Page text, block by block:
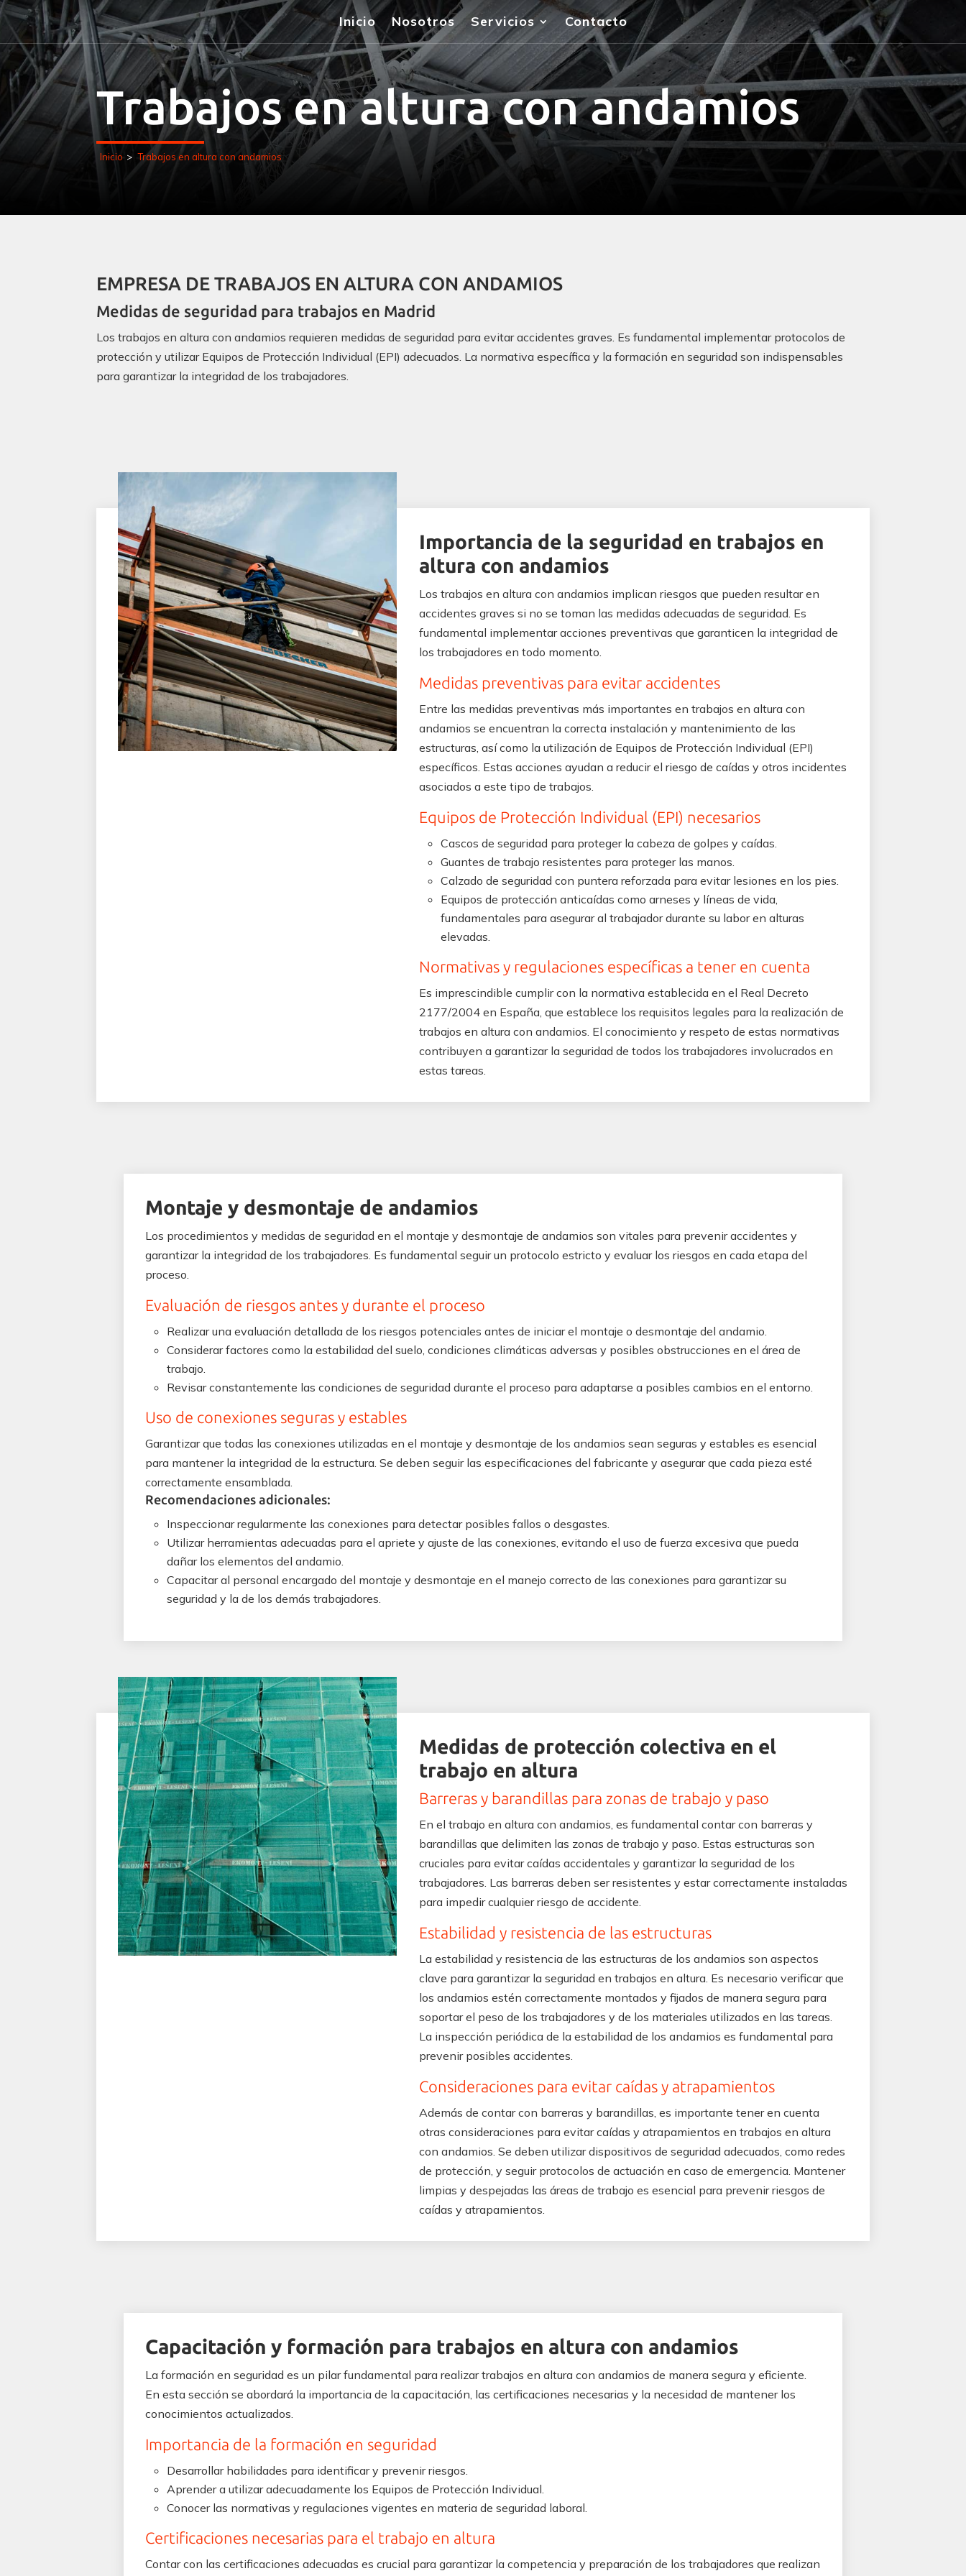
Inicio Nosotros Servicios Contacto
Trabajos en altura con andamios
Inicio > Trabajos en altura con andamios
EMPRESA DE TRABAJOS EN ALTURA CON ANDAMIOS
Medidas de seguridad para trabajos en Madrid
Los trabajos en altura con andamios requieren medidas de seguridad para evitar accidentes graves. Es fundamental implementar protocolos de
protección y utilizar Equipos de Protección Individual (EPI) adecuados. La normativa específica y la formación en seguridad son indispensables
para garantizar la integridad de los trabajadores.
Importancia de la seguridad en trabajos en
altura con andamios
Los trabajos en altura con andamios implican riesgos que pueden resultar en
accidentes graves si no se toman las medidas adecuadas de seguridad. Es
fundamental implementar acciones preventivas que garanticen la integridad de
los trabajadores en todo momento.
Medidas preventivas para evitar accidentes
Entre las medidas preventivas más importantes en trabajos en altura con
andamios se encuentran la correcta instalación y mantenimiento de las
estructuras, así como la utilización de Equipos de Protección Individual (EPI)
específicos. Estas acciones ayudan a reducir el riesgo de caídas y otros incidentes
asociados a este tipo de trabajos.
Equipos de Protección Individual (EPI) necesarios
Cascos de seguridad para proteger la cabeza de golpes y caídas.
Guantes de trabajo resistentes para proteger las manos.
Calzado de seguridad con puntera reforzada para evitar lesiones en los pies.
Equipos de protección anticaídas como arneses y líneas de vida,
fundamentales para asegurar al trabajador durante su labor en alturas
elevadas.
Normativas y regulaciones específicas a tener en cuenta
Es imprescindible cumplir con la normativa establecida en el Real Decreto
2177/2004 en España, que establece los requisitos legales para la realización de
trabajos en altura con andamios. El conocimiento y respeto de estas normativas
contribuyen a garantizar la seguridad de todos los trabajadores involucrados en
estas tareas.
Montaje y desmontaje de andamios
Los procedimientos y medidas de seguridad en el montaje y desmontaje de andamios son vitales para prevenir accidentes y
garantizar la integridad de los trabajadores. Es fundamental seguir un protocolo estricto y evaluar los riesgos en cada etapa del
proceso.
Evaluación de riesgos antes y durante el proceso
Realizar una evaluación detallada de los riesgos potenciales antes de iniciar el montaje o desmontaje del andamio.
Considerar factores como la estabilidad del suelo, condiciones climáticas adversas y posibles obstrucciones en el área de
trabajo.
Revisar constantemente las condiciones de seguridad durante el proceso para adaptarse a posibles cambios en el entorno.
Uso de conexiones seguras y estables
Garantizar que todas las conexiones utilizadas en el montaje y desmontaje de los andamios sean seguras y estables es esencial
para mantener la integridad de la estructura. Se deben seguir las especificaciones del fabricante y asegurar que cada pieza esté
correctamente ensamblada.
Recomendaciones adicionales:
Inspeccionar regularmente las conexiones para detectar posibles fallos o desgastes.
Utilizar herramientas adecuadas para el apriete y ajuste de las conexiones, evitando el uso de fuerza excesiva que pueda
dañar los elementos del andamio.
Capacitar al personal encargado del montaje y desmontaje en el manejo correcto de las conexiones para garantizar su
seguridad y la de los demás trabajadores.
Medidas de protección colectiva en el
trabajo en altura
Barreras y barandillas para zonas de trabajo y paso
En el trabajo en altura con andamios, es fundamental contar con barreras y
barandillas que delimiten las zonas de trabajo y paso. Estas estructuras son
cruciales para evitar caídas accidentales y garantizar la seguridad de los
trabajadores. Las barreras deben ser resistentes y estar correctamente instaladas
para impedir cualquier riesgo de accidente.
Estabilidad y resistencia de las estructuras
La estabilidad y resistencia de las estructuras de los andamios son aspectos
clave para garantizar la seguridad en trabajos en altura. Es necesario verificar que
los andamios estén correctamente montados y fijados de manera segura para
soportar el peso de los trabajadores y de los materiales utilizados en las tareas.
La inspección periódica de la estabilidad de los andamios es fundamental para
prevenir posibles accidentes.
Consideraciones para evitar caídas y atrapamientos
Además de contar con barreras y barandillas, es importante tener en cuenta
otras consideraciones para evitar caídas y atrapamientos en trabajos en altura
con andamios. Se deben utilizar dispositivos de seguridad adecuados, como redes
de protección, y seguir protocolos de actuación en caso de emergencia. Mantener
limpias y despejadas las áreas de trabajo es esencial para prevenir riesgos de
caídas y atrapamientos.
Capacitación y formación para trabajos en altura con andamios
La formación en seguridad es un pilar fundamental para realizar trabajos en altura con andamios de manera segura y eficiente.
En esta sección se abordará la importancia de la capacitación, las certificaciones necesarias y la necesidad de mantener los
conocimientos actualizados.
Importancia de la formación en seguridad
Desarrollar habilidades para identificar y prevenir riesgos.
Aprender a utilizar adecuadamente los Equipos de Protección Individual.
Conocer las normativas y regulaciones vigentes en materia de seguridad laboral.
Certificaciones necesarias para el trabajo en altura
Contar con las certificaciones adecuadas es crucial para garantizar la competencia y preparación de los trabajadores que realizan